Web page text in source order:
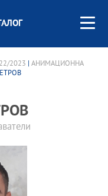
2023
АНИМАЦИОННА